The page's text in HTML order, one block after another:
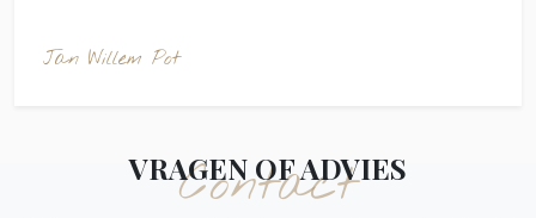
Jan Willem Pot
Contact
VRAGEN OF ADVIES